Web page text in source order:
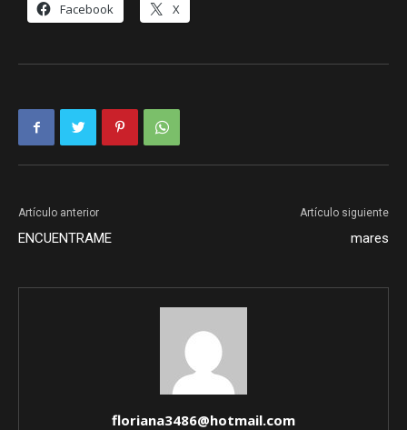
Facebook X
Artículo anterior
ENCUENTRAME
Artículo siguiente
mares
floriana3486@hotmail.com